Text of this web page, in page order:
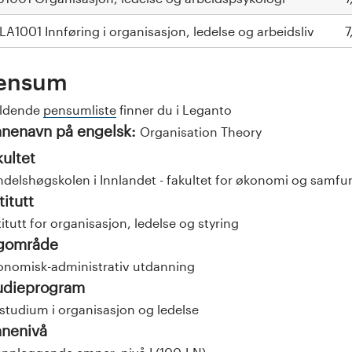
Innføring i organisasjon, ledelse og arbeidsliv
pensumliste finner du i Leganto
på engelsk: Organisation Theory
i Innlandet - fakultet for økonomi og
for organisasjon, ledelse og styring
administrativ utdanning
i organisasjon og ledelse